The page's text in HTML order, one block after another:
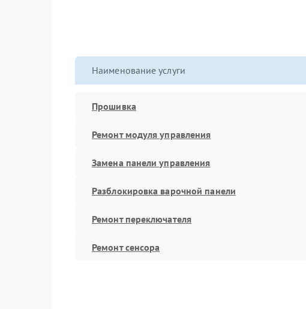
Наименование услуги
Прошивка
Ремонт модуля управления
Замена панели управления
Разблокировка варочной панели
Ремонт переключателя
Ремонт сенсора